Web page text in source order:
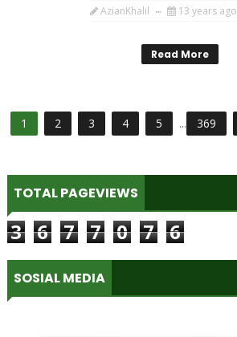
AzianKhalil 13 years ago
Read More
1 2 3 4 5 ... 369
TOTAL PAGEVIEWS
3 6 7 7 0 7 6
SOSIAL MEDIA